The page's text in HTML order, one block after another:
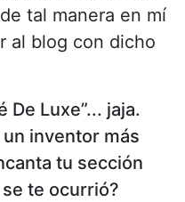
tal manera en mí
al blog con dicho
De Luxe”... jaja.
un inventor más
tu sección
te ocurrió?